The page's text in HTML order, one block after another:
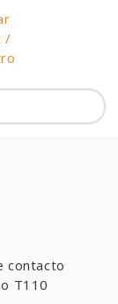
/
contacto
T110